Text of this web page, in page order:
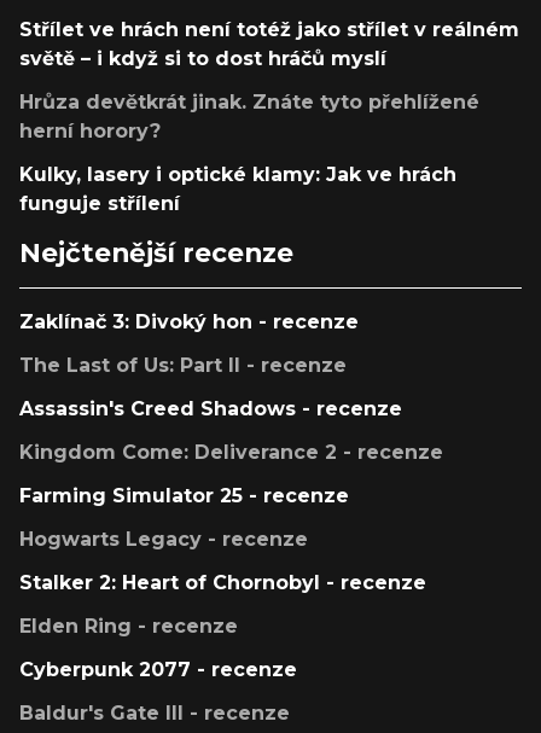
Střílet ve hrách není totéž jako střílet v reálném
světě – i když si to dost hráčů myslí
Hrůza devětkrát jinak. Znáte tyto přehlížené
herní horory?
Kulky, lasery i optické klamy: Jak ve hrách
funguje střílení
Nejčtenější recenze
Zaklínač 3: Divoký hon - recenze
The Last of Us: Part II - recenze
Assassin's Creed Shadows - recenze
Kingdom Come: Deliverance 2 - recenze
Farming Simulator 25 - recenze
Hogwarts Legacy - recenze
Stalker 2: Heart of Chornobyl - recenze
Elden Ring - recenze
Cyberpunk 2077 - recenze
Baldur's Gate III - recenze